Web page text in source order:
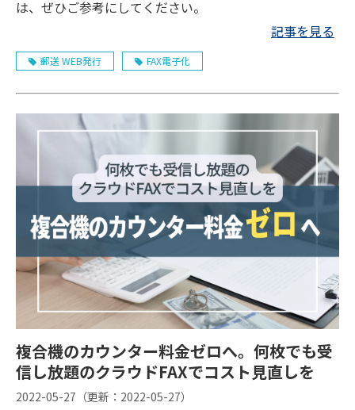
は、ぜひご参考にしてください。
記事を見る
郵送 WEB発行 FAX電子化
複合機のカウンター料金ゼロへ。何枚でも受
信し放題のクラウドFAXでコスト見直しを
2022-05-27 （更新： 2022-05-27）